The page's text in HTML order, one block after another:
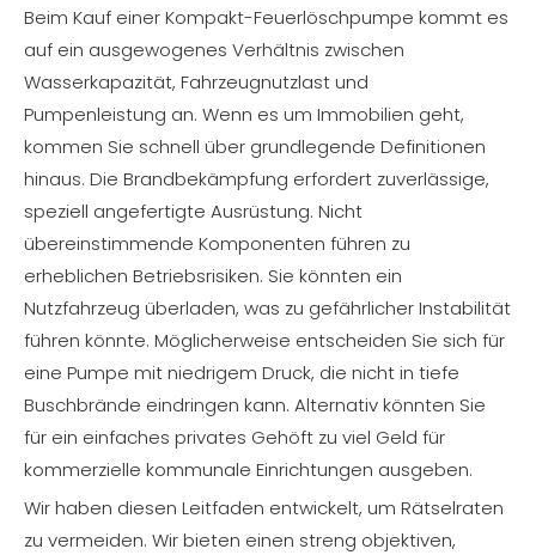
Beim Kauf einer Kompakt-Feuerlöschpumpe kommt es
auf ein ausgewogenes Verhältnis zwischen
Wasserkapazität, Fahrzeugnutzlast und
Pumpenleistung an. Wenn es um Immobilien geht,
kommen Sie schnell über grundlegende Definitionen
hinaus. Die Brandbekämpfung erfordert zuverlässige,
speziell angefertigte Ausrüstung. Nicht
übereinstimmende Komponenten führen zu
erheblichen Betriebsrisiken. Sie könnten ein
Nutzfahrzeug überladen, was zu gefährlicher Instabilität
führen könnte. Möglicherweise entscheiden Sie sich für
eine Pumpe mit niedrigem Druck, die nicht in tiefe
Buschbrände eindringen kann. Alternativ könnten Sie
für ein einfaches privates Gehöft zu viel Geld für
kommerzielle kommunale Einrichtungen ausgeben.
Wir haben diesen Leitfaden entwickelt, um Rätselraten
zu vermeiden. Wir bieten einen streng objektiven,